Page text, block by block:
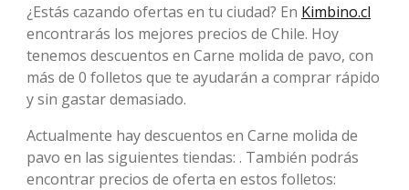
¿Estás cazando ofertas en tu ciudad? En Kimbino.cl
encontrarás los mejores precios de Chile. Hoy
tenemos descuentos en Carne molida de pavo, con
más de 0 folletos que te ayudarán a comprar rápido
y sin gastar demasiado.
Actualmente hay descuentos en Carne molida de
pavo en las siguientes tiendas: . También podrás
encontrar precios de oferta en estos folletos: